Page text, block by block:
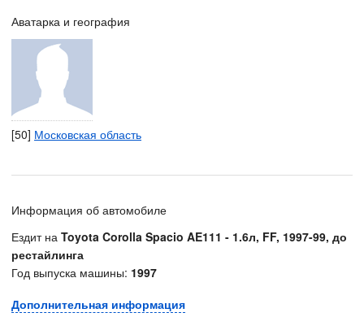
Аватарка и география
[50] Московская область
Информация об автомобиле
Ездит на Toyota Corolla Spacio AE111 - 1.6л, FF, 1997-99, до
рестайлинга
Год выпуска машины: 1997
Дополнительная информация